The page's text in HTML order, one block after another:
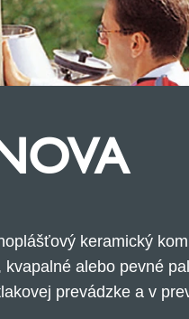
keramický
alebo pevné
prevádzke a v